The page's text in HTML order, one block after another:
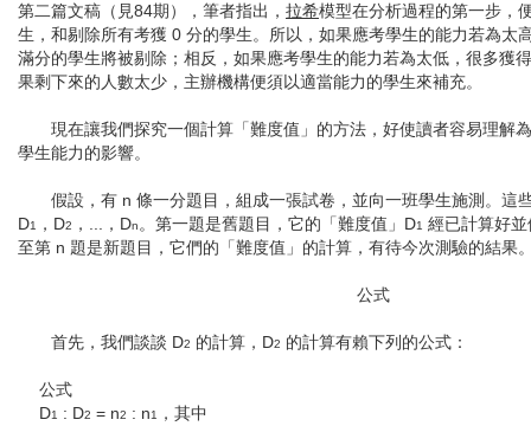
第二篇文稿（見84期），筆者指出， 拉希模型在分析過程的第一步，
生，和剔除所有考獲 0 分的學生。所以，如果應考學生的能力若為太
滿分的學生將被剔除；相反，如果應考學生的能力若為太低，很多獲
果剩下來的人數太少，主辦機構便須以適當能力的學生來補充。
現在讓我們探究一個計算「難度值」的方法，好使讀者容易理解
學生能力的影響。
假設，有 n 條一分題目，組成一張試卷，並向一班學生施測。這
D1 ，D2 ，...，Dn 。第一題是舊題目，它的「難度值」D1 經已計算好
至第 n 題是新題目，它們的「難度值」的計算，有待今次測驗的結果
公式
首先，我們談談 D2 的計算，D2 的計算有賴下列的公式：
公式
D1 : D2 = n2 : n1
，其中